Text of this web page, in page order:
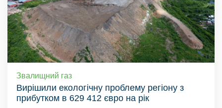
Звалищний газ
Вирішили екологічну проблему регіону з
прибутком в 629 412 євро на рік